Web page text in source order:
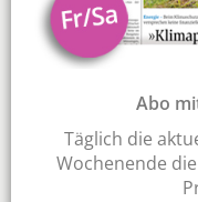
Abo
Täglich die
Wochenende